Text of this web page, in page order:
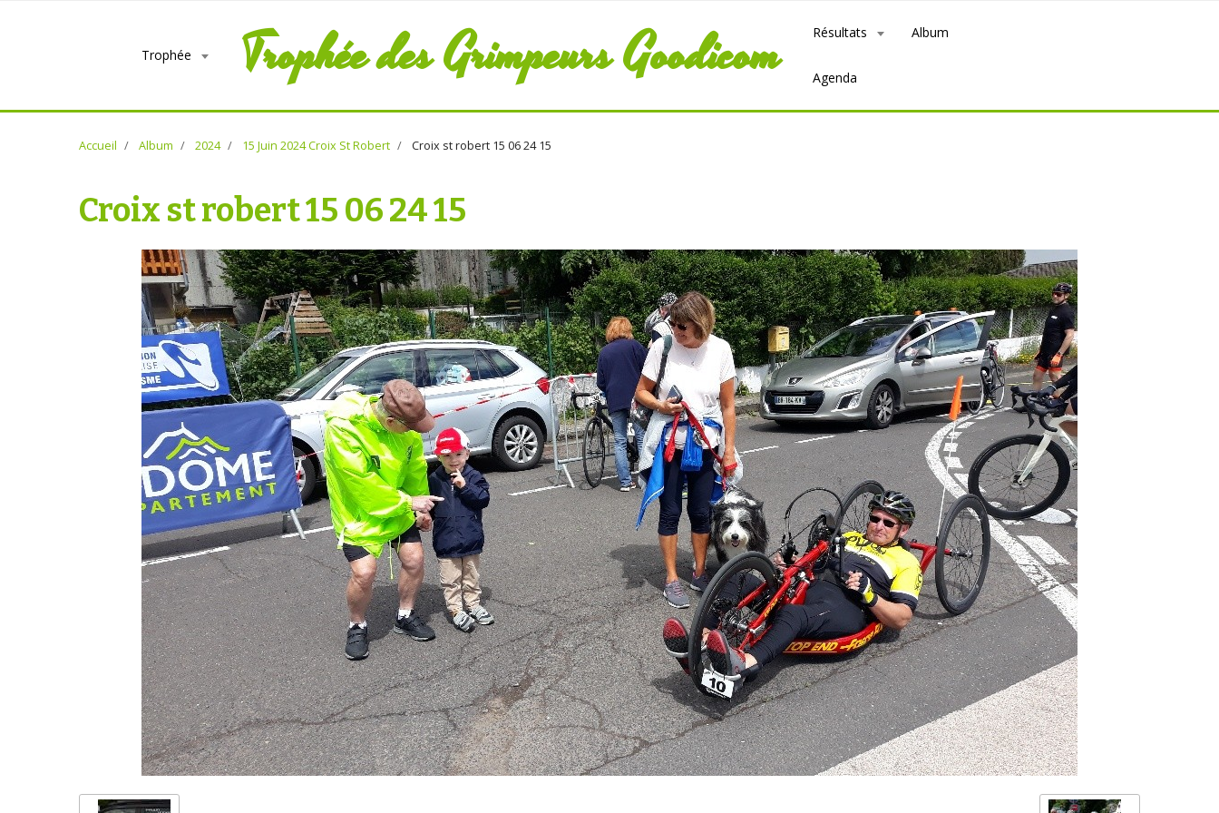
Trophée Trophée des Grimpeurs Goodicom Résultats Album
Agenda
Accueil Album 2024 15 Juin 2024 Croix St Robert Croix st robert 15 06 24 15
Croix st robert 15 06 24 15